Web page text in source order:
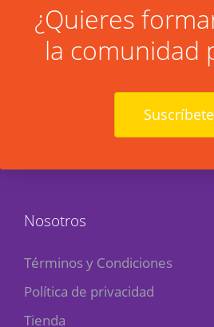
¿Quieres
la comunidad
Suscríbete
Nosotros
Términos y Condiciones
Política de privacidad
Tienda